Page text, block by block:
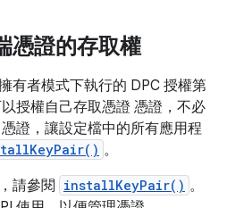
憑證的存取權
有者模式下執行的 DPC 授權第
授權自己存取憑證 憑證，不必
證，讓設定檔中的所有應用程
。
請參閱
installKeyPair() 。